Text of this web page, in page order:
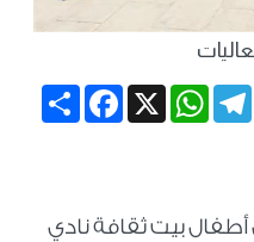
Share
Facebook X
WhatsApp
Telegram
بيت ثقافة نادي